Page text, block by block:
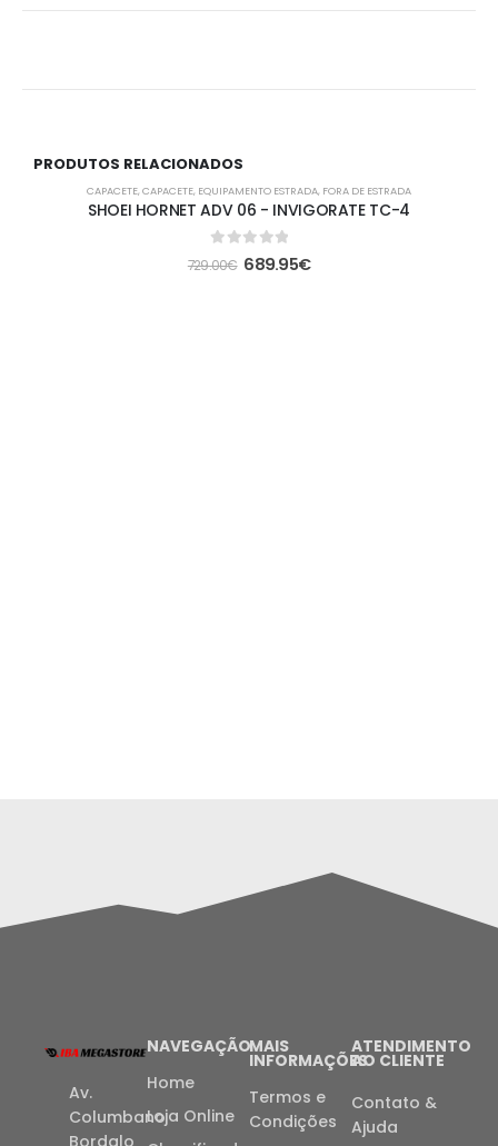
PRODUTOS RELACIONADOS
CAPACETE,CAPACETE, EQUIPAMENTO ESTRADA, FORA DE ESTRADA
SHOEI HORNET ADV 06 - INVIGORATE TC-4
out of 5
729.00€ 689.95€
Av.
Columbano
NAVEGAÇÃO
Home
Loja Online
MAIS
INFORMAÇÕES
Termos e
Condições
ATENDIMENTO
AO CLIENTE
Contato &
Ajuda